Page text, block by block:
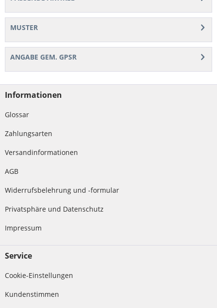
MUSTER
ANGABE GEM. GPSR
Informationen
Glossar
Zahlungsarten
Versandinformationen
AGB
Widerrufsbelehrung und -formular
Privatsphäre und Datenschutz
Impressum
Service
Cookie-Einstellungen
Kundenstimmen